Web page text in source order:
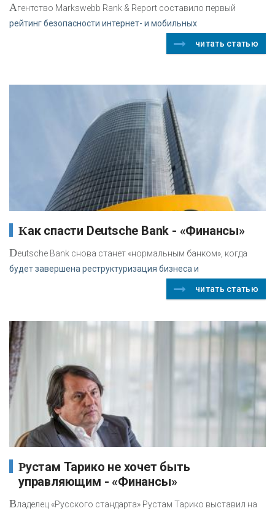
Агентство Markswebb Rank & Report составило первый
рейтинг безопасности интернет- и мобильных
читать статью
Как спасти Deutsche Bank - «Финансы»
Deutsche Bank снова станет «нормальным банком», когда
будет завершена реструктуризация бизнеса и
читать статью
Рустам Тарико не хочет быть
управляющим - «Финансы»
Владелец «Русского стандарта» Рустам Тарико выставил на